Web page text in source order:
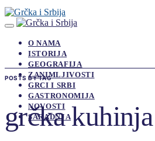
O NAMA
ISTORIJA
GEOGRAFIJA
ZANIMLJIVOSTI
GRCI I SRBI
GASTRONOMIJA
NOVOSTI
SARADNJA
POSTS BY TAG
grčka kuhinja